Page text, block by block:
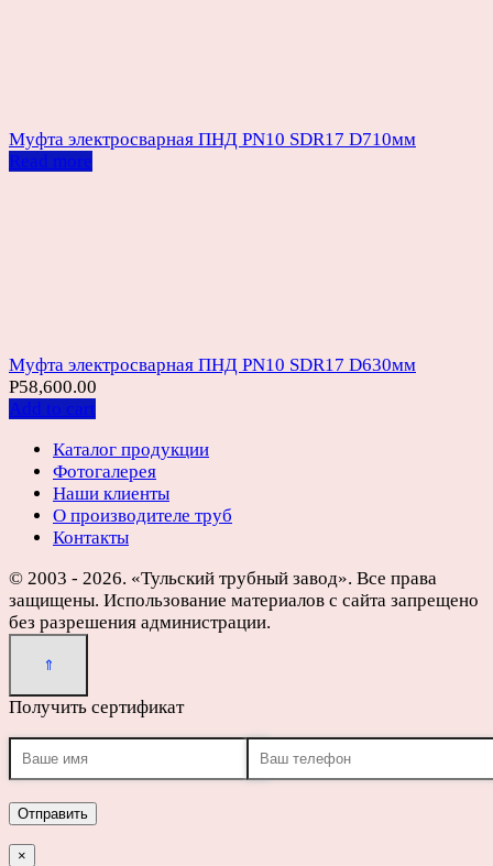
Муфта электросварная ПНД PN10 SDR17 D710мм
Read more
Муфта электросварная ПНД PN10 SDR17 D630мм
Р58,600.00
Add to cart
Каталог продукции
Фотогалерея
Наши клиенты
О производителе труб
Контакты
© 2003 - 2026. «Тульский трубный завод». Все права
защищены. Использование материалов с сайта запрещено
без разрешения администрации.
Получить сертификат
×